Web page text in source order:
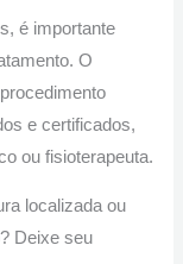
é importante
O
e certificados,
ou fisioterapeuta.
localizada ou
Deixe seu